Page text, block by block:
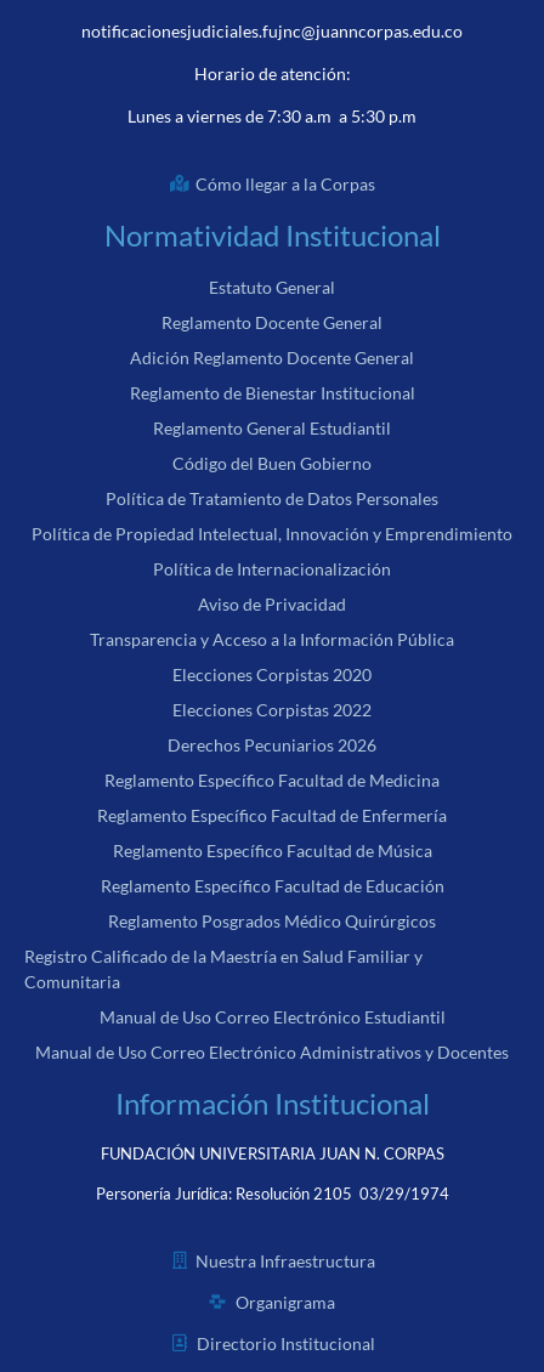
notificacionesjudiciales.fujnc@juanncorpas.edu.co
Horario de atención:
Lunes a viernes de 7:30 a.m a 5:30 p.m
Cómo llegar a la Corpas
Normatividad Institucional
Estatuto General
Reglamento Docente General
Adición Reglamento Docente General
Reglamento de Bienestar Institucional
Reglamento General Estudiantil
Código del Buen Gobierno
Política de Tratamiento de Datos Personales
Política de Propiedad Intelectual, Innovación y Emprendimiento
Política de Internacionalización
Aviso de Privacidad
Transparencia y Acceso a la Información Pública
Elecciones Corpistas 2020
Elecciones Corpistas 2022
Derechos Pecuniarios 2026
Reglamento Específico Facultad de Medicina
Reglamento Específico Facultad de Enfermería
Reglamento Específico Facultad de Música
Reglamento Específico Facultad de Educación
Reglamento Posgrados Médico Quirúrgicos
Registro Calificado de la Maestría en Salud Familiar y
Comunitaria
Manual de Uso Correo Electrónico Estudiantil
Manual de Uso Correo Electrónico Administrativos y Docentes
Información Institucional
FUNDACIÓN UNIVERSITARIA JUAN N. CORPAS
Personería Jurídica: Resolución 2105 03/29/1974
Nuestra Infraestructura
Organigrama
Directorio Institucional